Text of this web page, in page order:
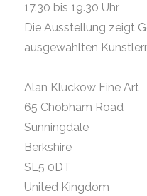
17.30 bis 19.30 Uhr
Die Ausstellung zeigt
ausgewählten
Alan Kluckow Fine Art
65 Chobham Road
Sunningdale
Berkshire
SL5 0DT
United Kingdom